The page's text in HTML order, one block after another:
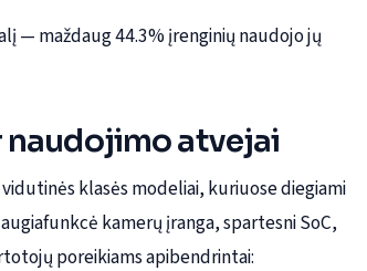
— maždaug 44.3% įrenginių naudojo jų
naudojimo atvejai
klasės modeliai, kuriuose diegiami
kamerų įranga, spartesni SoC,
poreikiams apibendrintai: